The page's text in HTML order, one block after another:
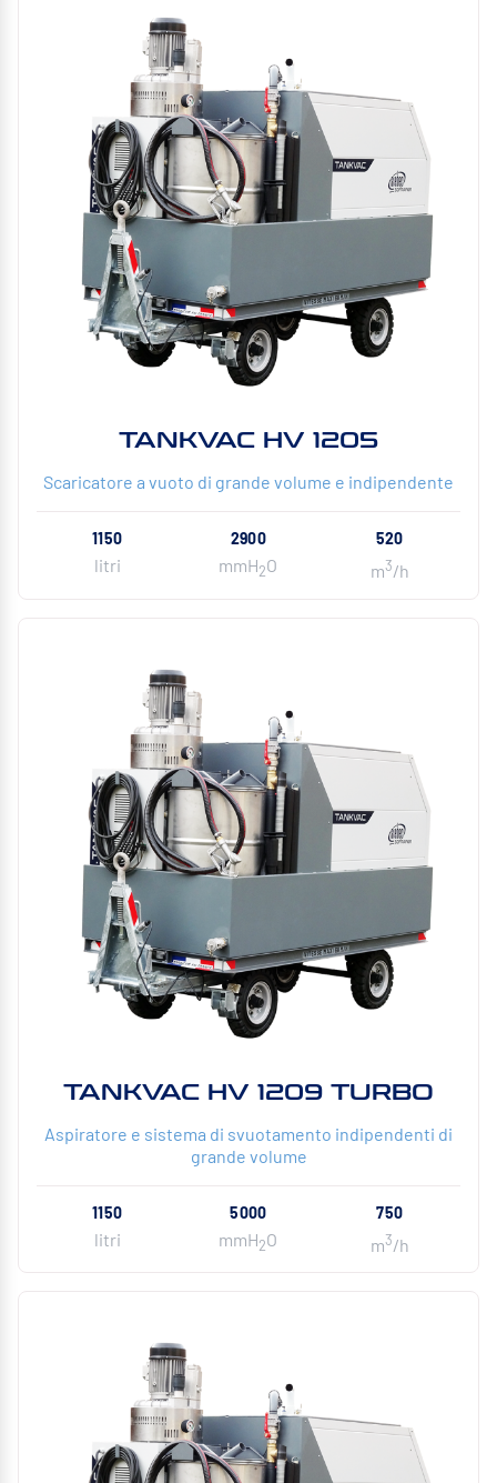
TANKVAC HV 1205
Scaricatore a vuoto di grande volume e indipendente
1150
litri
2900
mmH2O
520
m3/h
TANKVAC HV 1209 TURBO
Aspiratore e sistema di svuotamento indipendenti di
grande volume
1150
litri
5000
mmH2O
750
m3/h